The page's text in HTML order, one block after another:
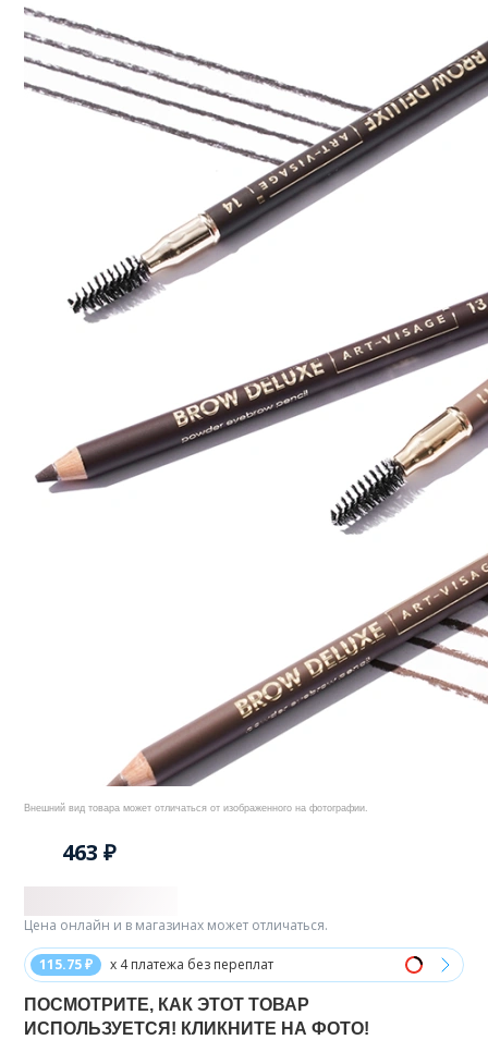
Внешний вид товара может отличаться от изображенного на фотографии.
463 ₽
115.75 ₽ x 4 платежа без переплат
Цена онлайн и в магазинах может отличаться.
ПОСМОТРИТЕ, КАК ЭТОТ ТОВАР
ИСПОЛЬЗУЕТСЯ! КЛИКНИТЕ НА ФОТО!